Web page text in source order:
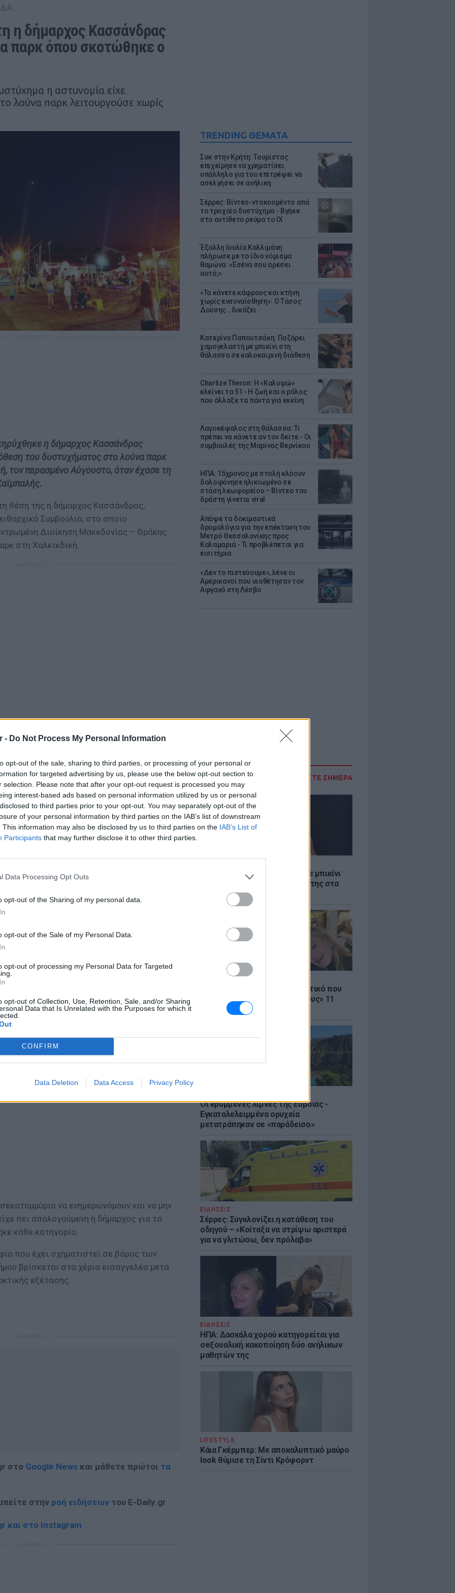
- Do Not Process My Personal Information
opt-out of the sale, sharing to third parties, or processing of your personal or
for targeted advertising by us, please use the below opt-out section to
selection. Please note that after your opt-out request is processed you may
interest-based ads based on personal information utilized by us or personal
to third parties prior to your opt-out. You may separately opt-out of the
of your personal information by third parties on the IAB’s list of downstream
This information may also be disclosed by us to third parties on the IAB’s List of
Participants that may further disclose it to other third parties.
Data Processing Opt Outs
opt-out of the Sharing of my personal data.
opt-out of the Sale of my Personal Data.
opt-out of processing my Personal Data for Targeted
opt-out of Collection, Use, Retention, Sale, and/or Sharing
Data that Is Unrelated with the Purposes for which it
CONFIRM
Data Deletion Data Access Privacy Policy
TRENDING ΘΕΜΑΤΑ
Σοκ στην Κρήτη: Τουρίστας
επιχείρησε να χρηματίσει
υπάλληλο για του επιτρέψει να
ασελγήσει σε ανήλικη
Σέρρες: Βίντεο-ντοκουμέντο από
το τροχαίο δυστύχημα - Βγήκε
στο αντίθετο ρεύμα το ΙΧ
Έξαλλη Ιουλία Καλλιμάνη
πλήρωσε με το ίδιο νόμισμα
θαμώνα: «Εσένα σου αρέσει
αυτό;»
«Τα κάνετε κάφρους και κτήνη
χωρίς ενσυναίσθηση»: Ο Τάσος
Δούσης...δικάζει
Κατερίνα Παπουτσάκη: Ποζάρει
χαμογελαστή με μπικίνι στη
θάλασσα σε καλοκαιρινή διάθεση
Charlize Theron: Η «Καλυψώ»
κλείνει τα 51 - H ζωή και ο ρόλος
που άλλαξε τα πάντα για εκείνη
Λαγοκέφαλος στη θάλασσα: Τι
πρέπει να κάνετε αν τον δείτε - Οι
συμβουλές της Μαρίνας Βερνίκου
ΗΠΑ: 15χρονος με στολή κλόουν
δολοφόνησε ηλικιωμένο σε
στάση λεωφορείου – Βίντεο του
δράστη γίνεται viral
Απόψε τα δοκιμαστικά
δρομολόγια για την επέκταση του
Μετρό Θεσσαλονίκης προς
Καλαμαριά - Τι προβλέπεται για
εισιτήρια
«Δεν το πιστεύουμε», λένε οι
Αμερικανοί που υιοθέτησαν τον
Αφγανό στη Λέσβο
ΔΙΑΒΑΣΤΕ ΣΗΜΕΡΑ
Η Τατιάνα Στεφανίδου φόρεσε μπικίνι
και εντυπωσίασε με το κορμί της στα
καταγάλανα νερά του Ιονίου
LIFESTYLE
Μπαντέρας – Γκρίφιθ: Το μυστικό που
τους κρατά «καλύτερους φίλους» 11
χρόνια μετά
Οι κρυμμένες λίμνες της Εύβοιας -
Εγκαταλελειμμένα ορυχεία
μετατράπηκαν σε «παράδεισο»
ΕΙΔΗΣΕΙΣ
Σέρρες: Συγκλονίζει η κατάθεση του
οδηγού – «Κοίταξα να στρίψω αριστερά
για να γλιτώσω, δεν πρόλαβα»
ΕΙΔΗΣΕΙΣ
ΗΠΑ: Δασκάλα χορού κατηγορείται για
σeξουαλική κακοποίηση δύο ανήλικων
μαθητών της
LIFESTYLE
Κάια Γκέρμπερ: Με αποκαλυπτικό μαύρο
look θύμισε τη Σίντι Κρόφορντ
η δήμαρχος Κασσάνδρας
παρκ όπου σκοτώθηκε ο
η αστυνομία είχε
λούνα παρκ λειτουργούσε χωρίς
η δήμαρχος Κασσάνδρας
του δυστυχήματος στο λούνα παρκ
τον περασμένο Αύγουστο, όταν έχασε τη
θέση της η δήμαρχος Κασσάνδρας,
Συμβούλιο, στο οποίο
Διοίκηση Μακεδονίας – Θράκης
στη Χαλκικδική.
που η δήμαρχος καταθέσει αίτηση
να κάνει, μέχρι την κρίση της
η έκπτωση έως το τμήμα του ΣτΕ
εκτέλεσης της απόφασης.
Γερακίνα Μπενίση επιβλήθηκε
δεν προχώρησαν στο κλείσιμο του
νωρίτερα από το δυστύχημα η αστυνομία
δεν είχε την απαραίτητη νόμιμη
ΔΙΑΦΗΜΙΣΗ
να ενημερωνόμουν και να μην
πει απολογούμενη η δήμαρχος για το
κάθε κατηγορία.
που έχει σχηματιστεί σε βάρος των
βρίσκεται στα χέρια εισαγγελέα μετά
εξέτασης.
στο Google News και μάθετε πρώτοι τα
στην ροή ειδήσεων του E-Daily.gr
και στο Instagram